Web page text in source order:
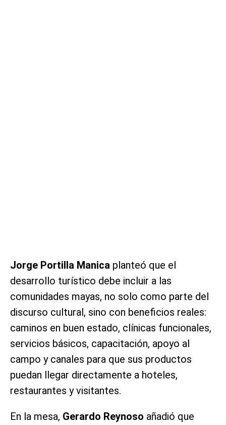
Jorge Portilla Manica planteó que el
desarrollo turístico debe incluir a las
comunidades mayas, no solo como parte del
discurso cultural, sino con beneficios reales:
caminos en buen estado, clínicas funcionales,
servicios básicos, capacitación, apoyo al
campo y canales para que sus productos
puedan llegar directamente a hoteles,
restaurantes y visitantes.
En la mesa, Gerardo Reynoso añadió que